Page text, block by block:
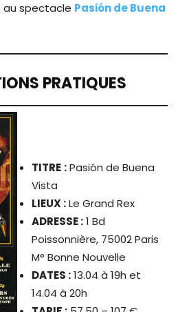
au spectacle Pasión de Buena
PRATIQUES
TITRE :Pasión de Buena
Vista
LIEUX :Le Grand Rex
ADRESSE :1 Bd
Poissonnière, 75002 Paris
M° Bonne Nouvelle
DATES :13.04 à 19h et
14.04 à 20h